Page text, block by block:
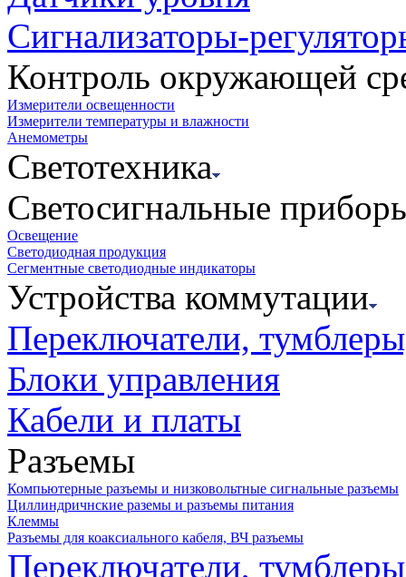
Сигнализаторы-
Контроль окружающей
Измерители освещенности
Измерители температуры и влажности
Анемометры
Светотехника
Светосигнальные
Освещение
Светодиодная продукция
Сегментные светодиодные индикаторы
Устройства коммутации
Переключатели,
Блоки управления
Кабели и платы
Разъемы
Компьютерные разъемы и низковольтные сигнальные разъемы
Циллиндричнские раземы и разъемы питания
Клеммы
Разъемы для коаксиального кабеля, ВЧ разъемы
Переключатели,